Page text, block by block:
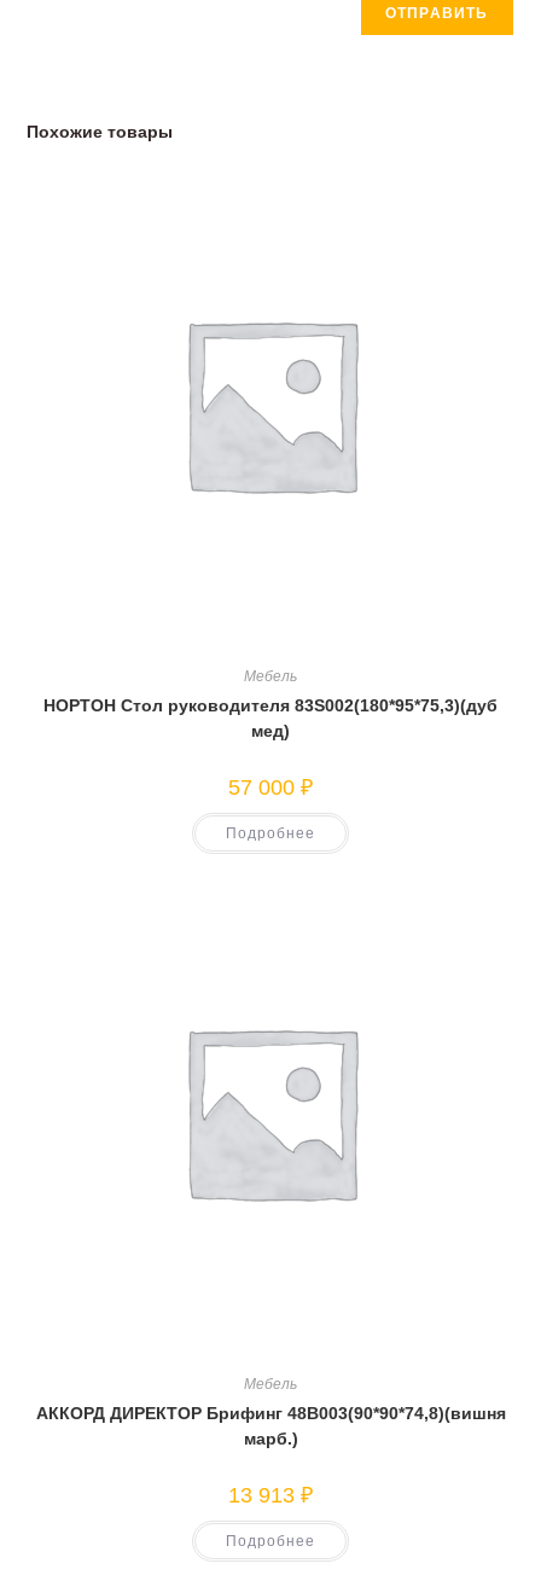
Похожие товары
Мебель
НОРТОН Стол руководителя 83S002(180*95*75,3)(дуб
мед)
57 000 ₽
Подробнее
Мебель
АККОРД ДИРЕКТОР Брифинг 48В003(90*90*74,8)(вишня
марб.)
13 913 ₽
Подробнее